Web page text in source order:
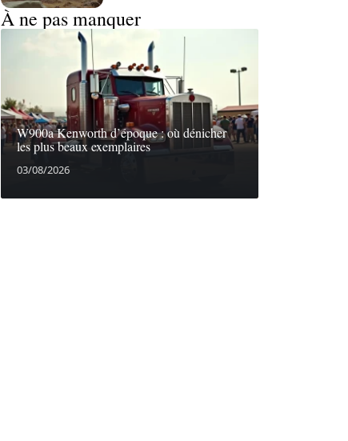
À ne pas manquer
W900a Kenworth d’époque : où dénicher
les plus beaux exemplaires
03/08/2026